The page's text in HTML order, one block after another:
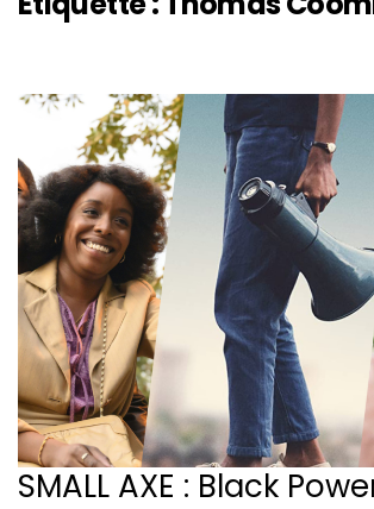
SMALL AXE : Black